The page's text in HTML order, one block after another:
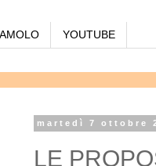
YOUTUBE
martedì 7 ottobre
LE